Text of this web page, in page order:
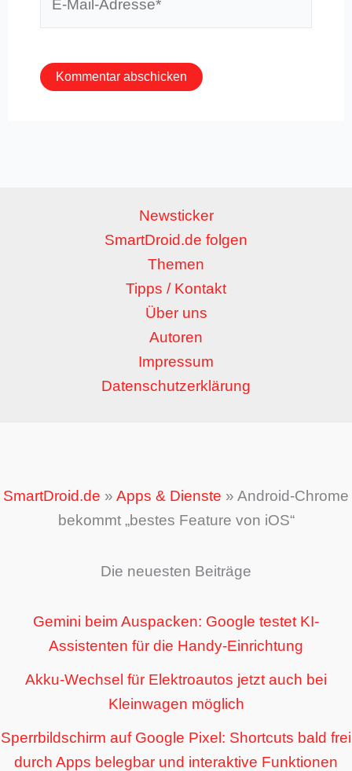
Newsticker
SmartDroid.de folgen
Themen
Tipps / Kontakt
Über uns
Autoren
Impressum
Datenschutzerklärung
SmartDroid.de » Apps & Dienste » Android-Chrome
bekommt „bestes Feature von iOS“
Die neuesten Beiträge
Gemini beim Auspacken: Google testet KI-
Assistenten für die Handy-Einrichtung
Akku-Wechsel für Elektroautos jetzt auch bei
Kleinwagen möglich
Sperrbildschirm auf Google Pixel: Shortcuts bald frei
durch Apps belegbar und interaktive Funktionen